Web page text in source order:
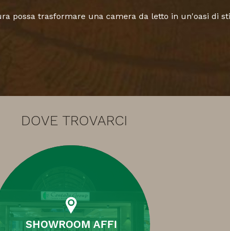
possa trasformare una camera da letto in un'oasi di
DOVE TROVARCI
SHOWROOM AFFI